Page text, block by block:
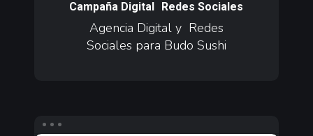
Digital
y
Redes
Campaña Digital Redes Sociales
Agencia Digital y Redes
Sociales para Budo Sushi